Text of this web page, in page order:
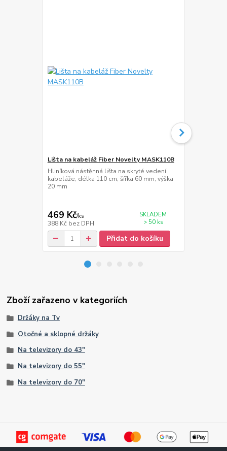
Lišta na kabeláž Fiber Novelty MASK110B
Hliníková nástěnná lišta na skryté vedení
kabeláže, délka 110 cm, šířka 60 mm, výška
20 mm
469 Kč/ks
388 Kč bez DPH
SKLADEM
> 50 ks
Přidat do košíku
Zboží zařazeno v kategoriích
Držáky na Tv
Otočné a sklopné držáky
Na televizory do 43"
Na televizory do 55"
Na televizory do 70"